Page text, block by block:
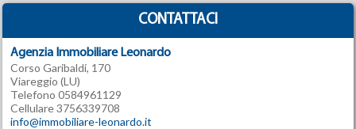
CONTATTACI
Agenzia Immobiliare Leonardo
Corso Garibaldi, 170
Viareggio (LU)
Telefono 0584961129
Cellulare 3756339708
info@immobiliare-leonardo.it